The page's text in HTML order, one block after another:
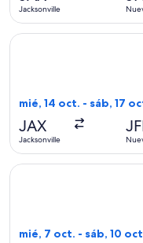
Jacksonville
mié, 14 oct. - sáb, 17
JAX
Jacksonville
Seleccionar vuelo de
mié, 7 oct. - sáb, 10
Seleccionar vuelo de